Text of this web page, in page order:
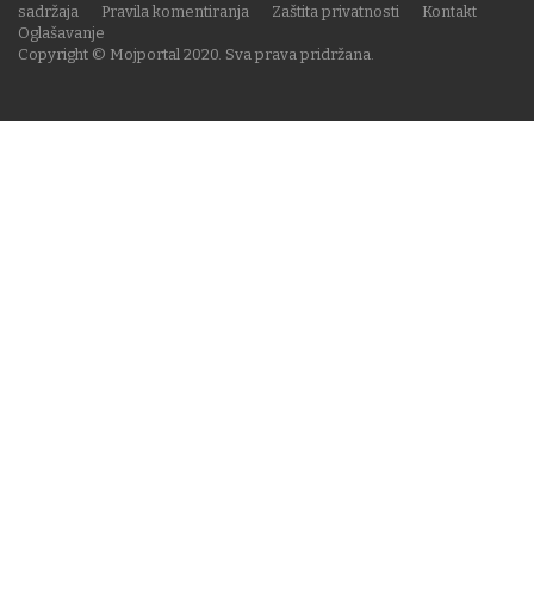
Copyright © Mojportal 2020. Sva prava pridržana.
sadržaja
Pravila komentiranja Zaštita privatnosti
Kontakt
Oglašavanje